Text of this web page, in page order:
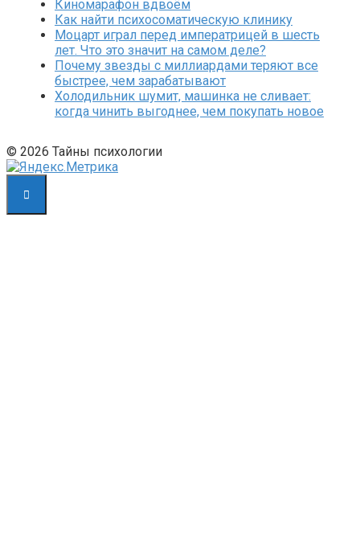
Киномарафон вдвоём
Как найти психосоматическую клинику
Моцарт играл перед императрицей в шесть
лет. Что это значит на самом деле?
Почему звезды с миллиардами теряют все
быстрее, чем зарабатывают
Холодильник шумит, машинка не сливает:
когда чинить выгоднее, чем покупать новое
© 2026 Тайны психологии